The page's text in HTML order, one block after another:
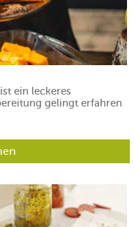
ein leckeres
gelingt erfahren